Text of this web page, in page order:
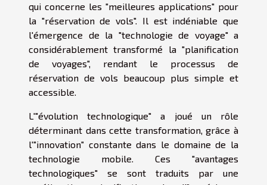
qui concerne les "meilleures applications" pour
la "réservation de vols". Il est indéniable que
l'émergence de la "technologie de voyage" a
considérablement transformé la "planification
de voyages", rendant le processus de
réservation de vols beaucoup plus simple et
accessible.
L'"évolution technologique" a joué un rôle
déterminant dans cette transformation, grâce à
l'"innovation" constante dans le domaine de la
technologie mobile. Ces "avantages
technologiques" se sont traduits par une